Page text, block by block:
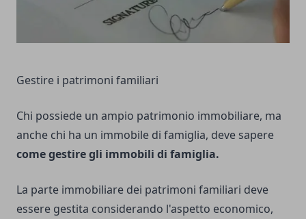
Gestire i patrimoni familiari
Chi possiede un ampio patrimonio immobiliare, ma
anche chi ha un immobile di famiglia, deve sapere
comegestire gli immobili di famiglia.
La parte immobiliare dei patrimoni familiari deve
essere gestita considerando l'aspetto economico,